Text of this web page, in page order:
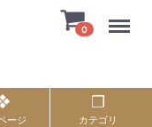
0
ージ カテゴリ